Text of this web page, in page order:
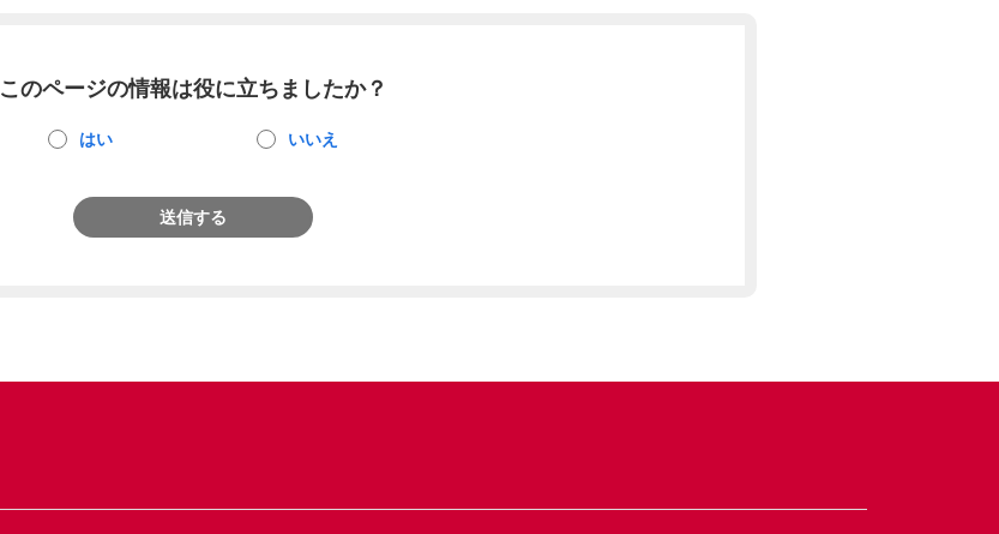
このページの情報は役に立ちましたか？
はい いいえ
送信する